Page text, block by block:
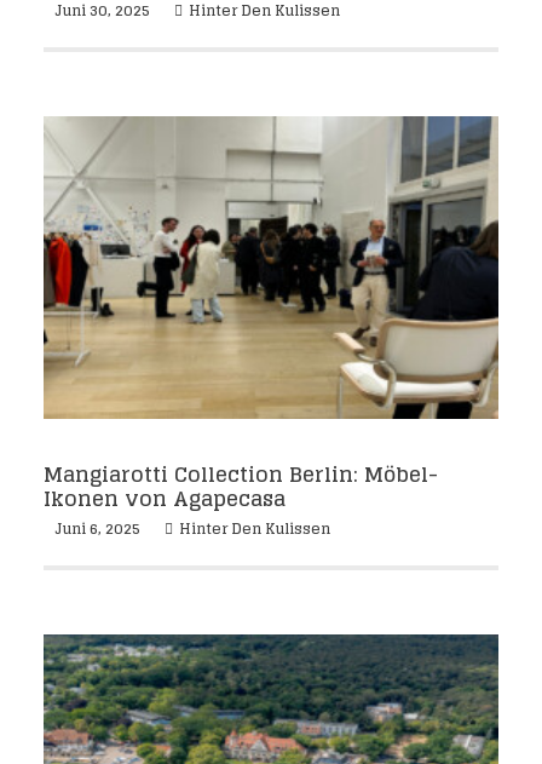
Juni 30, 2025 Hinter Den Kulissen
Mangiarotti Collection Berlin: Möbel-
Ikonen von Agapecasa
Juni 6, 2025 Hinter Den Kulissen